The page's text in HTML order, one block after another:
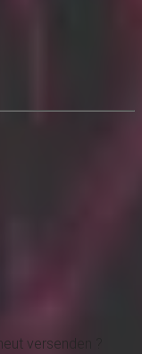
versenden ?